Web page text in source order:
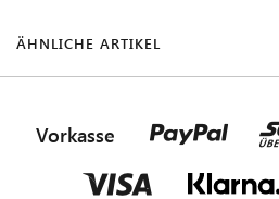
ÄHNLICHE ARTIKEL
Vorkasse